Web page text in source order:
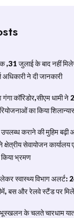
,31 जुलाई के बाद नहीं
अधिकारी ने दी जानकारी
गंगा कॉरिडोर,सीएम धामी
का किया
कराने की मुहिम बढ़ी
क्षेत्रीय सेवायोजन कार्यालय
किया भ्रमण
लेकर स्वास्थ्य विभाग अलर्ट:
बस और रेलवे स्टैंड पर
भूस्खलन के चलते चारधाम